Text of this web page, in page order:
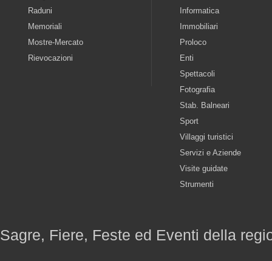
Raduni
Memoriali
Mostre-Mercato
Rievocazioni
Informatica
Immobiliari
Proloco
Enti
Spettacoli
Fotografia
Stab. Balneari
Sport
Villaggi turistici
Servizi e Aziende
Visite guidate
Strumenti
Sagre, Fiere, Feste ed Eventi della